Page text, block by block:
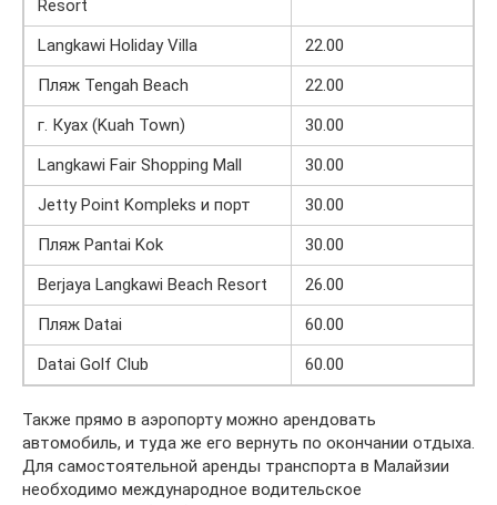
Resort
Langkawi Holiday Villa
22.00
Пляж Tengah Beach
22.00
г. Куах (Kuah Town)
30.00
Langkawi Fair Shopping Mall
30.00
Jetty Point Kompleks и порт
30.00
Пляж Pantai Kok
30.00
Berjaya Langkawi Beach Resort
26.00
Пляж Datai
60.00
Datai Golf Club
60.00
Также прямо в аэропорту можно арендовать
автомобиль, и туда же его вернуть по окончании отдыха.
Для самостоятельной аренды транспорта в Малайзии
необходимо международное водительское